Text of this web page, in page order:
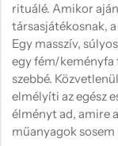
rituálé. Amikor
társasjátékosnak,
Egy masszív,
egy fém/keményfa
szebbé.
elmélyíti az egész
élményt ad, amire
műanyagok sosem